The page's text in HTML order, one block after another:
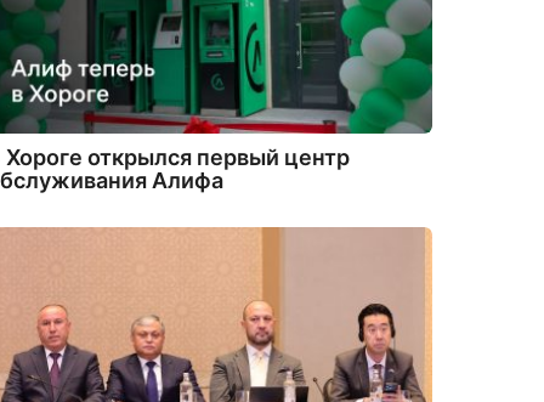
Хороге открылся первый центр
Алифа